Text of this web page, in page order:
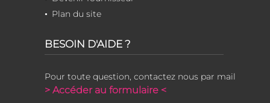
Plan du site
BESOIN D'AIDE ?
Pour toute question, contactez nous par mail
> Accéder au formulaire <